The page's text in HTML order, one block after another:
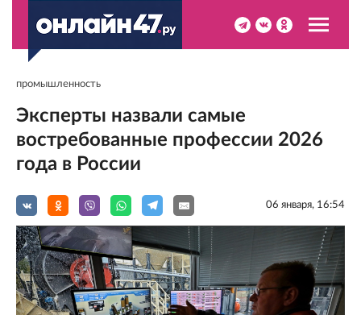
промышленность
Эксперты назвали самые
востребованные профессии 2026
года в России
06 января, 16:54